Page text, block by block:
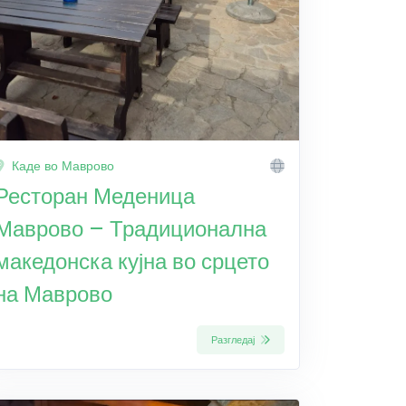
Каде во Маврово
Меденица
– Традиционална
кујна во срцето
Маврово
Разгледај